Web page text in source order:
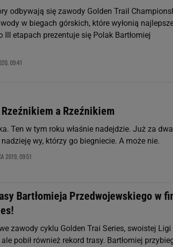
odbywają się zawody Golden Trail
w biegach górskich, które wyłonią
etapach prezentuje się Polak Bartłomiej
09:41
a Rzeźnikiem
Ten w tym roku właśnie nadejdzie. Już za dwa
wy, którzy go biegniecie. A może nie.
2019, 09:51
Bartłomieja Przedwojewskiego w
zawody cyklu Golden Trai Series, swoistej Ligi
pobił również rekord trasy. Bartłomiej